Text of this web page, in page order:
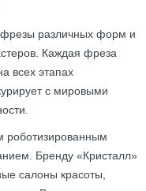
фрезы различных форм и
Каждая фреза
всех этапах
с мировыми
роботизированным
Бренду «Кристалл»
салоны красоты,